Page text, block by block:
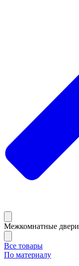
Межкомнатные двери
Все товары
По материалу